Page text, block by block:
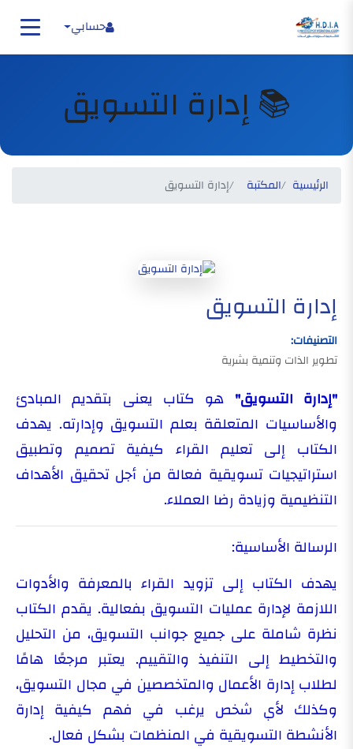
حسابي
📚 إدارة التسويق
الرئيسية المكتبة إدارة التسويق
إدارة التسويق
التصنيفات:
تطوير الذات وتنمية بشرية
"إدارة التسويق" هو كتاب يعنى بتقديم المبادئ
والأساسيات المتعلقة بعلم التسويق وإدارته. يهدف
الكتاب إلى تعليم القراء كيفية تصميم وتطبيق
استراتيجيات تسويقية فعالة من أجل تحقيق الأهداف
التنظيمية وزيادة رضا العملاء.
الرسالة الأساسية:
يهدف الكتاب إلى تزويد القراء بالمعرفة والأدوات
اللازمة لإدارة عمليات التسويق بفعالية. يقدم الكتاب
نظرة شاملة على جميع جوانب التسويق، من التحليل
والتخطيط إلى التنفيذ والتقييم. يعتبر مرجعًا هامًا
لطلاب إدارة الأعمال والمتخصصين في مجال التسويق،
وكذلك لأي شخص يرغب في فهم كيفية إدارة
الأنشطة التسويقية في المنظمات بشكل فعال.